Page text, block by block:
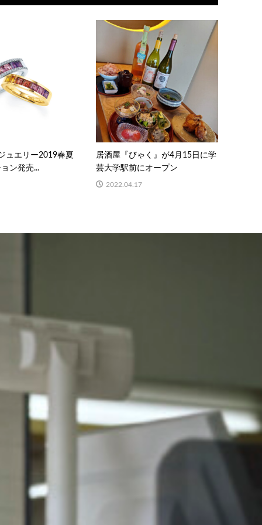
ュエリー2019春夏
ン発売...
居酒屋『びゃく』が4月15日に学
芸大学駅前にオープン
2022.04.17